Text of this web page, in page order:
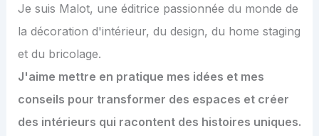
Je suis Malot, une éditrice passionnée du monde de
la décoration d'intérieur, du design, du home staging
et du bricolage.
J'aime mettre en pratique mes idées et mes
conseils pour transformer des espaces et créer
des intérieurs qui racontent des histoires uniques.